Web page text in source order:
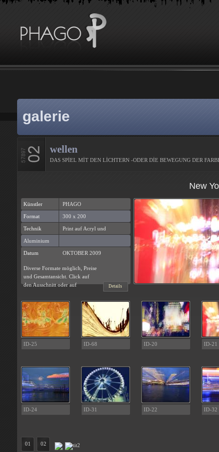
galerie
wellen
DAS SPİEL MİT DEN LİCHTERN -ODER DİE BEWEGUNG DER
New
Künstler PHAGO
Format 300 x 200
Technik Print auf Acryl und
Aluminium
Datum OKTOBER 2009
Details
Diverse Formate möglich, Preise
und Gesamtansicht. Click auf
den Ausschnitt oder auf
ID-25 ID-68 ID-20 ID-21
ID-24 ID-31 ID-22 ID-32
01 02